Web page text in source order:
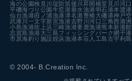
海の公園検見川堤防筑後川昇開橋室見川河口
平磯海づり公園 牛窓港垂水漁港 明石港本渡港
仙台漁港 田ノ浦漁港津名港 豊橋 大磯港神戸
武庫川一文字新宮漁港吉野川河口 三角西港
小島漁港吹上浜三崎漁港妻鹿漁港熊本新港
志賀島漁港 大三島フィッシングパーク網干港
市原海釣り施設姪浜漁港本荘人工島古宇利島
© 2004- B.Creation Inc.